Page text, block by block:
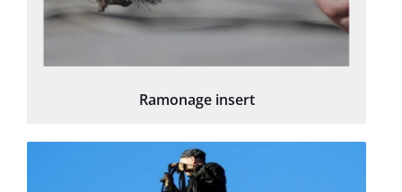
Ramonage insert